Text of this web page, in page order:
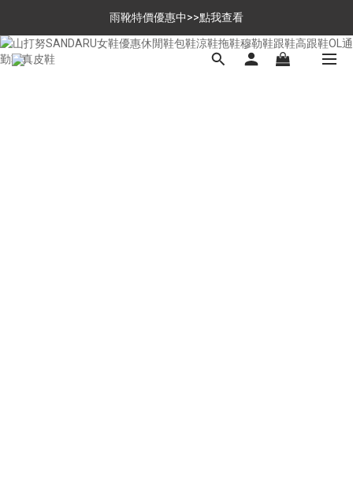
$699免運，優惠品點數5倍送
雨靴特價優惠中>>點我查看
$699免運，優惠品點數5倍送